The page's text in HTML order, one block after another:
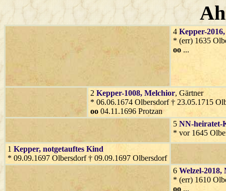
4 Kepper-2016
* (err) 1635
oo ...
2 Kepper-1008, Melchior, Gärtner
* 06.06.1674 Olbersdorf † 23.05.1715
oo 04.11.1696 Protzan
5 NN-heiratet-
* vor 1645
1 Kepper, notgetauftes Kind
* 09.09.1697 Olbersdorf † 09.09.1697 Olbersdorf
6 Welzel-2018,
* (err) 1610
oo ...